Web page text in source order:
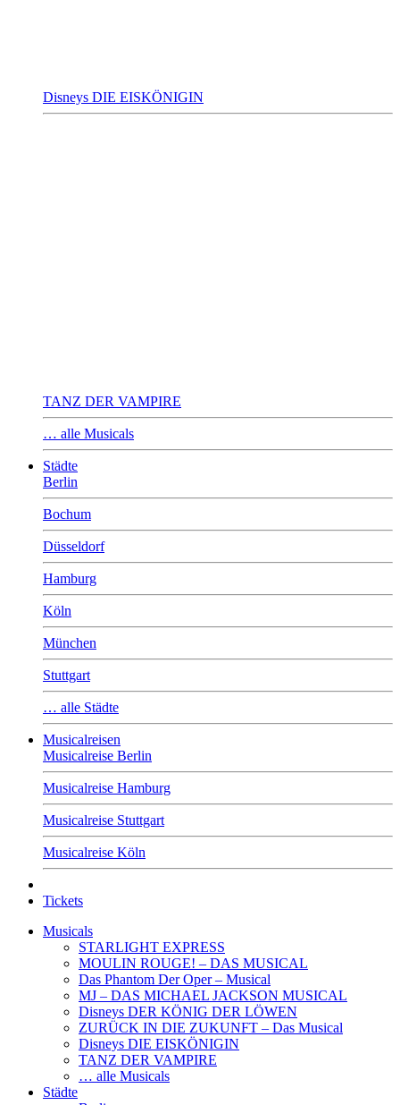
Disneys DIE EISKÖNIGIN
TANZ DER VAMPIRE
… alle Musicals
Städte
Berlin
Bochum
Düsseldorf
Hamburg
Köln
München
Stuttgart
… alle Städte
Musicalreisen
Musicalreise Berlin
Musicalreise Hamburg
Musicalreise Stuttgart
Musicalreise Köln
Tickets
Musicals
STARLIGHT EXPRESS
MOULIN ROUGE! – DAS MUSICAL
Das Phantom Der Oper – Musical
MJ – DAS MICHAEL JACKSON MUSICAL
Disneys DER KÖNIG DER LÖWEN
ZURÜCK IN DIE ZUKUNFT – Das Musical
Disneys DIE EISKÖNIGIN
TANZ DER VAMPIRE
… alle Musicals
Städte